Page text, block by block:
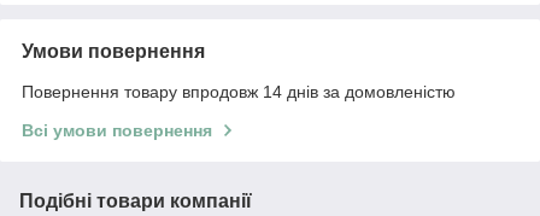
Умови повернення
Повернення товару впродовж 14 днів за домовленістю
Всі умови повернення
Подібні товари компанії